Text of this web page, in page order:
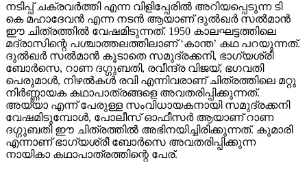
നടിപ്പ് ചക്രവര്‍ത്തി എന്ന വിളിപ്പേരില്‍ അറിയപ്പെടുന്ന ടി
കെ മഹാദേവന്‍ എന്ന നടന്‍ ആയാണ് ദുല്‍ഖര്‍ സല്‍മാന്‍
ഈ ചിത്രത്തില്‍ വേഷമിടുന്നത്. 1950 കാലഘട്ടത്തിലെ
മദ്രാസിന്റെ പശ്ചാത്തലത്തിലാണ് ‘കാന്ത’ കഥ പറയുന്നത്.
ദുല്‍ഖര്‍ സല്‍മാന്‍ കൂടാതെ സമുദ്രക്കനി, ഭാഗ്യശ്രീ
ബോര്‍സെ, റാണ ദഗ്ഗുബതി, രവീന്ദ്ര വിജയ്, ഭഗവതി
പെരുമാള്‍, നിഴല്‍കള്‍ രവി എന്നിവരാണ് ചിത്രത്തിലെ മറ്റു
നിര്‍ണ്ണായക കഥാപാത്രങ്ങളെ അവതരിപ്പിക്കുന്നത്.
അയ്യാ എന്ന് പേരുള്ള സംവിധായകനായി സമുദ്രക്കനി
വേഷമിടുമ്പോള്‍, പോലീസ് ഓഫീസര്‍ ആയാണ് റാണ
ദഗ്ഗുബതി ഈ ചിത്രത്തില്‍ അഭിനയിച്ചിരിക്കുന്നത്. കുമാരി
എന്നാണ് ഭാഗ്യശ്രീ ബോര്‍സെ അവതരിപ്പിക്കുന്ന
നായികാ കഥാപാത്രത്തിന്റെ പേര്.